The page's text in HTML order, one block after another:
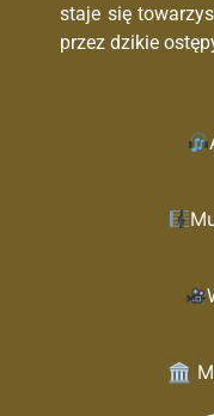
🏛
staje się
przez dzikie